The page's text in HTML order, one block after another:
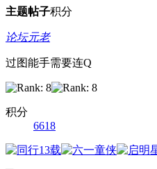
主题帖子积分
论坛元老
过图能手需要连Q
积分
6618